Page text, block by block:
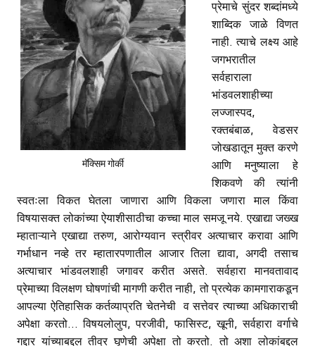
मॅक्सिम गोर्की
प्रेमाचे सुंदर शब्दांमध्ये
शाब्दिक जाळे विणत
नाही. त्याचे लक्ष्य आहे
जगभरातील
सर्वहाराला
भांडवलशाहीच्या
लज्जास्पद,
रक्तबंबाळ, वेडसर
जोखडातून मुक्त करणे
आणि मनुष्याला हे
शिकवणे की त्यांनी
स्वतःला विकत घेतला जाणारा आणि विकला जणारा माल किंवा
विषयासक्त लोकांच्या ऐयाशीसाठीचा कच्चा माल समजू नये. एखाद्या जख्ख
म्हाताऱ्याने एखाद्या तरुण, आरोग्यवान स्त्रीवर अत्याचार करावा आणि
गर्भाधान नव्हे तर म्हातारपणातील आजार तिला द्यावा, अगदी तसाच
अत्याचार भांडवलशाही जगावर करीत असते. सर्वहारा मानवतावाद
प्रेमाच्या विलक्षण घोषणांची मागणी करीत नाही, तो प्रत्येक कामगाराकडून
आपल्या ऐतिहासिक कर्तव्याप्रति चेतनेची व सत्तेवर त्याच्या अधिकाराची
अपेक्षा करतो… विषयलोलुप, परजीवी, फासिस्ट, खूनी, सर्वहारा वर्गाचे
गद्दार यांच्याबद्दल तीव्र घृणेची अपेक्षा तो करतो. तो अशा लोकांबद्दल